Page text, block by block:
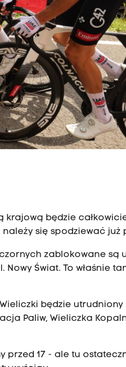
krajową będzie
się spodziewać już
zablokowane są
Świat. To właśnie
będzie
Paliw, Wieliczka
17 - ale tu